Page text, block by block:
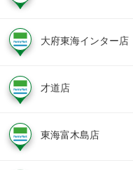
大府東海インター店
才道店
東海富木島店